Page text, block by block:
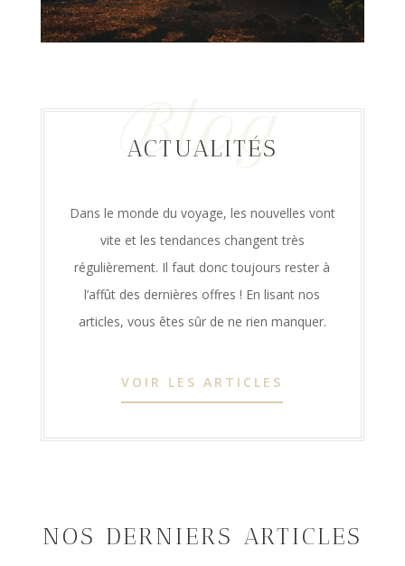
Blog
ACTUALITÉS
Dans le monde du voyage, les nouvelles vont
vite et les tendances changent très
régulièrement. Il faut donc toujours rester à
l’affût des dernières offres ! En lisant nos
articles, vous êtes sûr de ne rien manquer.
VOIR LES ARTICLES
NOS DERNIERS ARTICLES